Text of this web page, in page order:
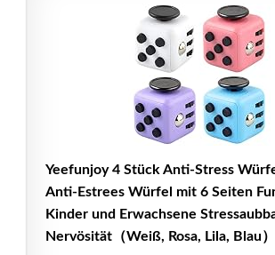
Yeefunjoy 4 Stück Anti-Stress
Anti-Estrees Würfel mit 6 Seiten
Kinder und Erwachsene
Nervösität（Weiß, Rosa, Lila, Blau